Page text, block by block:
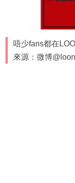
唔少fans都在
來源：微博